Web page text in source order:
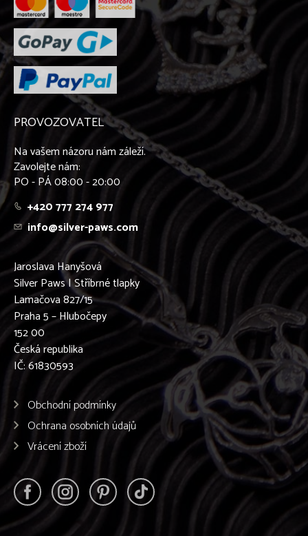
PROVOZOVATEL
Na vašem názoru nám záleží.
Zavolejte nám:
PO - PÁ 08:00 - 20:00
+420 777 274 977
info@silver-paws.com
Jaroslava Hanyšová
Silver Paws | Stříbrné tlapky
Lamačova 827/15
Praha 5 – Hlubočepy
152 00
Česká republika
IČ: 61830593
Obchodní podmínky
Ochrana osobních údajů
Vrácení zboží